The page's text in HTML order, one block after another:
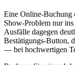
Eine Online-Buchung
Show-Problem nur
Ausfälle dagegen
Bestätigungs-Button,
— bei hochwertigen